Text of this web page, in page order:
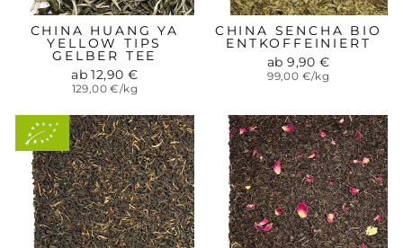
CHINA HUANG YA
YELLOW TIPS
GELBER TEE
ab 12,90 €
129,00 €/kg
CHINA SENCHA BIO
ENTKOFFEINIERT
ab 9,90 €
99,00 €/kg
Aus
kontrolliert-
biologischem
Anbau